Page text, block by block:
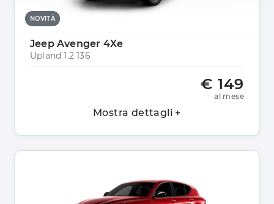
NOVITÀ
Jeep Avenger 4Xe
Upland 1.2 136
€ 149
al mese
Mostra dettagli +